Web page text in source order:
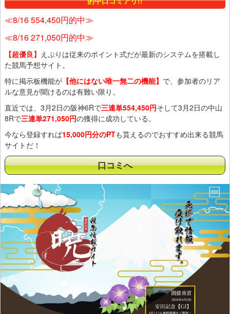
≪8/16 554,450円的中≫
≪8/16 271,050円的中≫
【超優良】 えぶりは従来のポイント式だが最新のシステムを搭載し
た競馬予想サイト。
特に掲示板機能が 【他にはない唯一無二の機能】 で、参加者のリア
ルな意見が聞けるのは有難い限り。
直近では、3月2日の阪神6Rで三連単554,450円そして3月2日の中山
8Rで三連単271,050円の獲得に成功している。
今なら登録すれば15,000円分のPTも貰えるのでおすすめ出来る競馬
サイトだ！
口コミへ